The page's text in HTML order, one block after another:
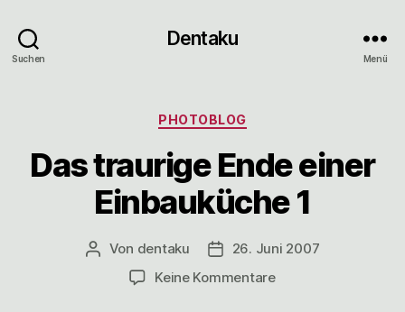
Suchen
Dentaku
Menü
Kategorien
PHOTOBLOG
Das traurige Ende einer
Einbauküche 1
Beitragsautor
Von dentaku Veröffentlichungsdatum
26. Juni 2007
Keine Kommentarezu